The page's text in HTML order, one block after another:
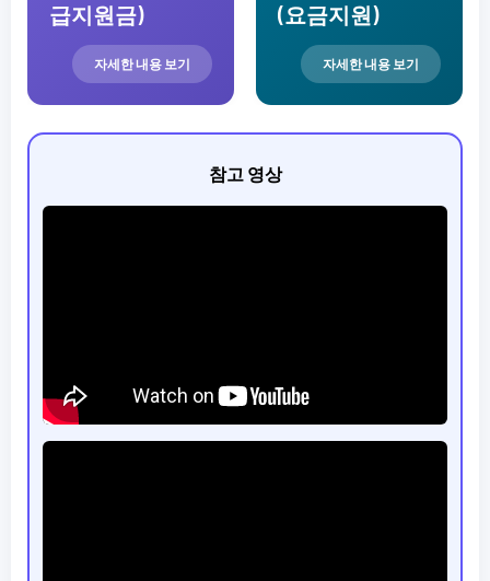
급지원금)
자세한 내용 보기
(요금지원)
자세한 내용 보기
참고 영상